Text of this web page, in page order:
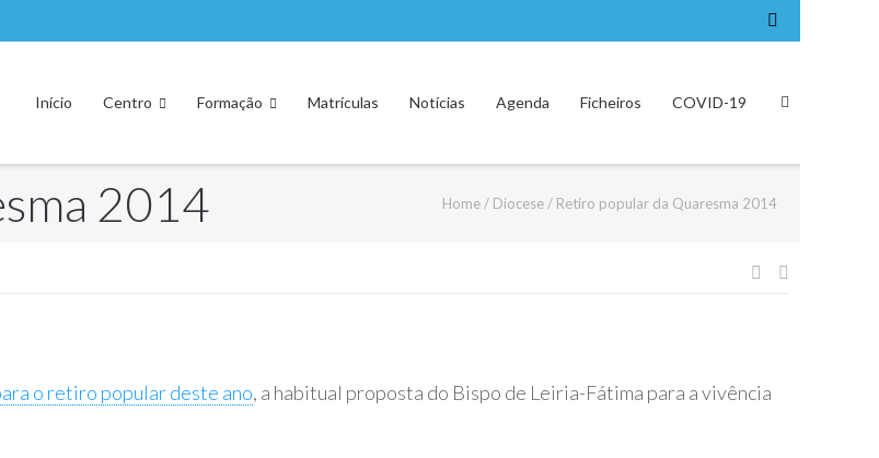
Início Centro Formação Matrículas Notícias Agenda Ficheiros COVID-19
2014 Home / Diocese / Retiro popular da Quaresma 2014
Navegação
artigos
o retiro popular deste ano, a habitual proposta do Bispo de Leiria-Fátima para a vivência